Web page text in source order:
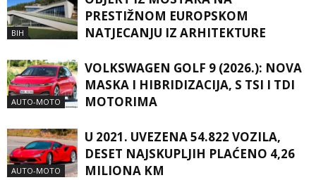
BIH
PRESTIŽNOM EUROPSKOM
NATJECANJU IZ ARHITEKTURE
AUTO-MOTO
VOLKSWAGEN GOLF 9 (2026.): NOVA
MASKA I HIBRIDIZACIJA, S TSI I TDI
MOTORIMA
AUTO-MOTO
U 2021. UVEZENA 54.822 VOZILA,
DESET NAJSKUPLJIH PLAĆENO 4,26
MILIONA KM